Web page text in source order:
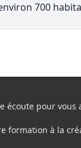
700
écoute pour vous
formation à la